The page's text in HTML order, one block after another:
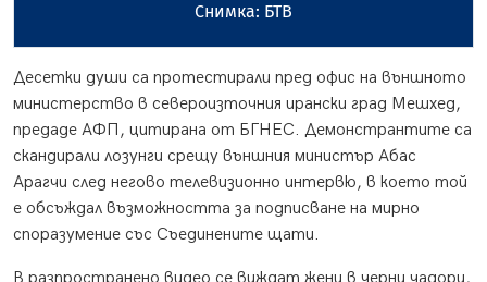
Снимка: БТВ
Десетки души са протестирали пред офис на външното
министерство в североизточния ирански град Мешхед,
предаде АФП, цитирана от БГНЕС. Демонстрантите са
скандирали лозунги срещу външния министър Абас
Арагчи след негово телевизионно интервю, в което той
е обсъждал възможността за подписване на мирно
споразумение със Съединените щати.